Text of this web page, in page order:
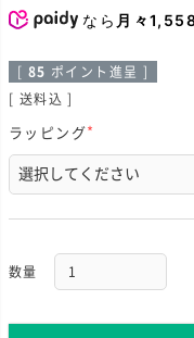
なら 月々
85 ポイント進呈 ]
送料込
ラッピング
必
須
)